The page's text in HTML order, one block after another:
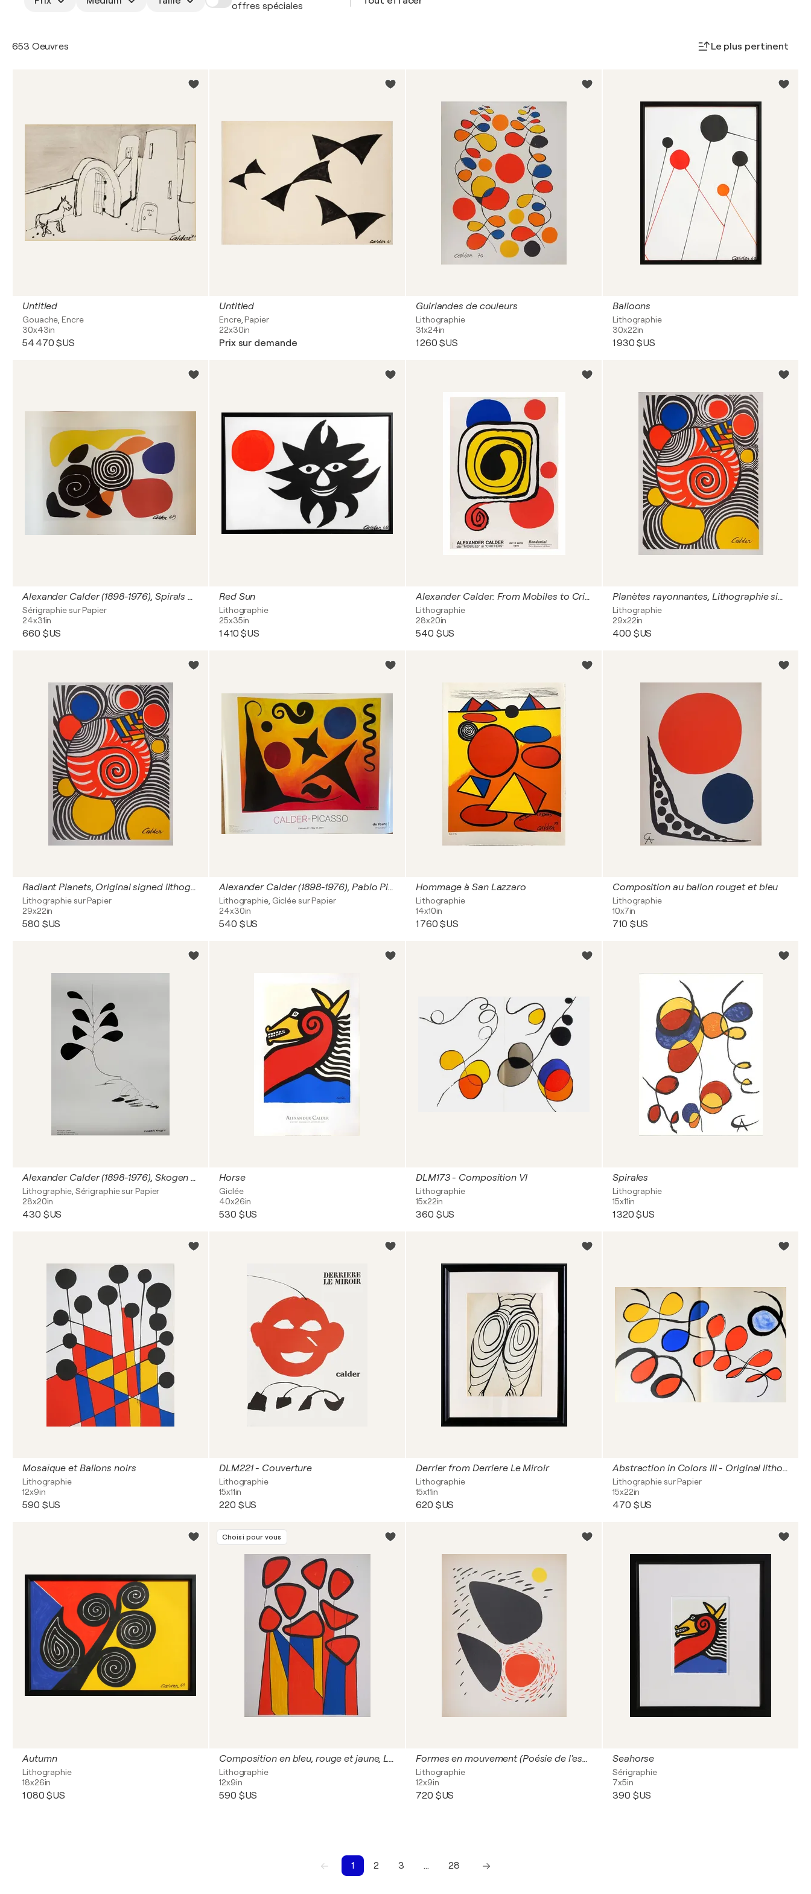
des figures en fil de fer et des peintures, toutes marquées par une utilisation ludique
stables atteignant des prix élevés aux enchères. Cette appréciation reflète à la fois
modernistes pionnières.
Il est important de noter que les contributions de Calder sont multiformes. Son travail
remet en question les notions traditionnelles de sculpture en introduisant le
mouvement et l'équilibre comme éléments essentiels. Certains critiques affirment que
son style ludique et fantaisiste dément la maîtrise technique et la réflexion profonde
qui sous-tendent son travail. Cependant, c'est précisément cette accessibilité et cette
joie qui font que l'œuvre de Calder est appréciée par un large public, contribuant ainsi
à son attrait et à sa valeur durables.
Dans l’ensemble, acheter l’art d’Alexander Calder, c’est acquérir un morceau d’histoire
de l’art qui résume l’innovation, la fantaisie et l’exploration artistique révolutionnaire. Le
travail de Calder enrichit non seulement les collections sur le plan esthétique, mais
offre également une valeur substantielle en tant qu'actif financier. Son héritage dans
offres spéciales
653 Oeuvres Le plus pertinent
Untitled
Gouache, Encre
30x43in
54 470 $US
Untitled
Encre, Papier
22x30in
Prix sur demande
Guirlandes de couleurs
Lithographie
31x24in
1 260 $US
Balloons
Lithographie
30x22in
1 930 $US
Alexander Calder (1898-1976), Spirals and Petals, 1969, copyright 2003 by SABAM, Belgique
Sérigraphie sur Papier
24x31in
660 $US
Red Sun
Lithographie
25x35in
1 410 $US
Alexander Calder: From Mobiles to Critters
Lithographie
28x20in
540 $US
Planètes rayonnantes, Lithographie signée
Lithographie
29x22in
400 $US
Radiant Planets, Original signed lithograph in colors, 1979
Lithographie sur Papier
29x22in
580 $US
Alexander Calder (1898-1976), Pablo Picasso (1881-1973), Seven Black, Red and Blue, 1947, copyright 2021 Calder Foundation, NewYork/Artists Rights Society (ARS), New York, Printed in the USA
Lithographie, Giclée sur Papier
24x30in
540 $US
Hommage à San Lazzaro
Lithographie
14x10in
1 760 $US
Composition au ballon rouget et bleu
Lithographie
10x7in
710 $US
Alexander Calder (1898-1976), Skogen är det bästa stället, 1945, copyright Calder Foundation, New York/ARS, 2015, Printed in Sweden
Lithographie, Sérigraphie sur Papier
28x20in
430 $US
Horse
Giclée
40x26in
530 $US
DLM173 - Composition VI
Lithographie
15x22in
360 $US
Spirales
Lithographie
15x11in
1 320 $US
Mosaïque et Ballons noirs
Lithographie
12x9in
590 $US
DLM221 - Couverture
Lithographie
15x11in
220 $US
Derrier from Derriere Le Miroir
Lithographie
15x11in
620 $US
Abstraction in Colors III - Original lithograph in colors, 1971
Lithographie sur Papier
15x22in
470 $US
Autumn
Lithographie
18x26in
1 080 $US
Choisi pour vous
Composition en bleu, rouge et jaune, Lithographie originale
Lithographie
12x9in
590 $US
Formes en mouvement (Poésie de l'espace)
Lithographie
12x9in
720 $US
Seahorse
Sérigraphie
7x5in
390 $US
1 2 3 … 28